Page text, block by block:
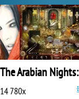
14 780x